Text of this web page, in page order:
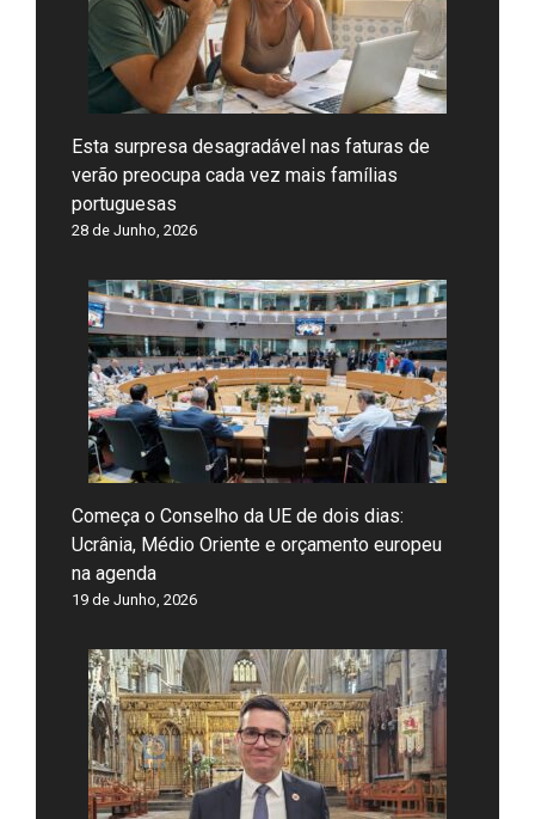
Esta surpresa desagradável nas faturas de
verão preocupa cada vez mais famílias
portuguesas
28 de Junho, 2026
Começa o Conselho da UE de dois dias:
Ucrânia, Médio Oriente e orçamento europeu
na agenda
19 de Junho, 2026